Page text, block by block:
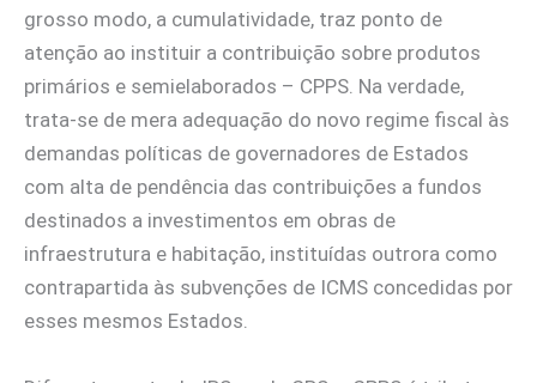
grosso modo, a cumulatividade, traz ponto de
atenção ao instituir a contribuição sobre produtos
primários e semielaborados – CPPS. Na verdade,
trata-se de mera adequação do novo regime fiscal às
demandas políticas de governadores de Estados
com alta de pendência das contribuições a fundos
destinados a investimentos em obras de
infraestrutura e habitação, instituídas outrora como
contrapartida às subvenções de ICMS concedidas por
esses mesmos Estados.